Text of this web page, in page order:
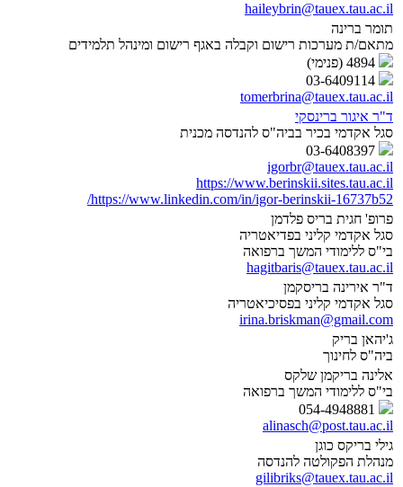
haileybrin@tauex.tau.ac.il
תומר ברינה
מתאם/ת מערכות רישום וקבלה באגף רישום ומינהל תלמידים
tomerbrina@tauex.tau.ac.il
ד"ר איגור ברינסקי
סגל אקדמי בכיר בביה"ס להנדסה מכנית
igorbr@tauex.tau.ac.il
https://www.berinskii.sites.tau.ac.il
https://www.linkedin.com/in/igor-berinskii-16737b52/
פרופ' חגית בריס פלדמן
סגל אקדמי קליני בפדיאטריה
בי"ס ללימודי המשך ברפואה
hagitbaris@tauex.tau.ac.il
ד"ר אירינה בריסקמן
סגל אקדמי קליני בפסיכיאטריה
irina.briskman@gmail.com
ג'יהאן בריק
ביה"ס לחינוך
אלינה בריקמן שלקס
בי"ס ללימודי המשך ברפואה
alinasch@post.tau.ac.il
גילי בריקס כוגן
מנהלת הפקולטה להנדסה
gilibriks@tauex.tau.ac.il